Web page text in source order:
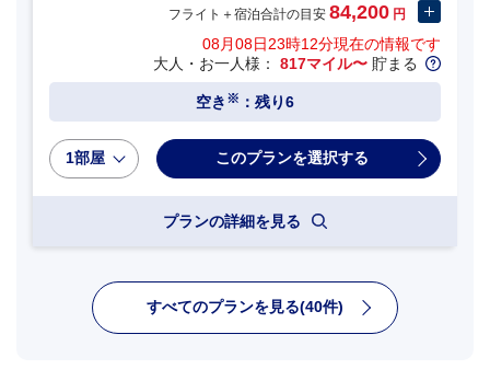
フライト＋宿泊合計の目安 84,200 円
08月08日23時12分現在の情報です
大人・お一人様： 817マイル〜 貯まる
空き ※ ：残り6
1部屋
プランの詳細を見る
すべてのプランを見る(40件)